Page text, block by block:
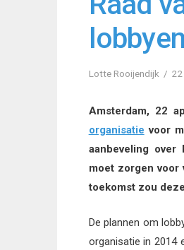
lobbyen
Lotte Rooijendijk
Amsterdam, 22
organisatie voor
aanbeveling over
moet zorgen voor
toekomst zou
De plannen om
organisatie in 2014